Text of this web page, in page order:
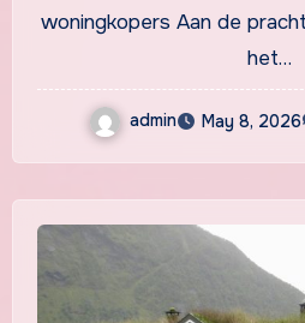
woningkopers Aan de
het…
admin May 8, 2026